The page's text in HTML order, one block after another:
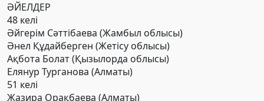
ӘЙЕЛДЕР
48 келі
Әйгерім Сәттібаева (Жамбыл облысы)
Әнел Құдайберген (Жетісу облысы)
Ақбота Болат (Қызылорда облысы)
Елянур Турганова (Алматы)
51 келі
Жазира Орақбаева (Алматы)